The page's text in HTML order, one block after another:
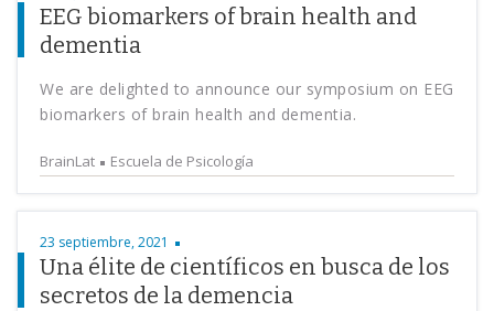
EEG biomarkers of brain health and
dementia
We are delighted to announce our symposium on EEG
biomarkers of brain health and dementia.
BrainLat Escuela de Psicología
23 septiembre, 2021
Una élite de científicos en busca de los
secretos de la demencia